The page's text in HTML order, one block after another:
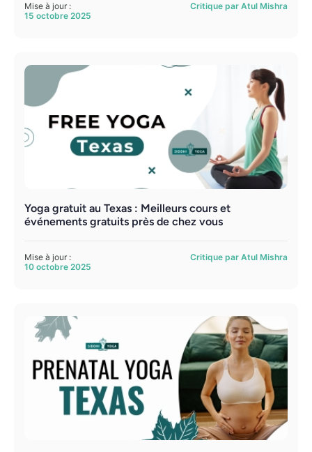
Mise à jour :
15 octobre 2025
Critique par Atul Mishra
Yoga gratuit au Texas : Meilleurs cours et
événements gratuits près de chez vous
Mise à jour :
10 octobre 2025
Critique par Atul Mishra